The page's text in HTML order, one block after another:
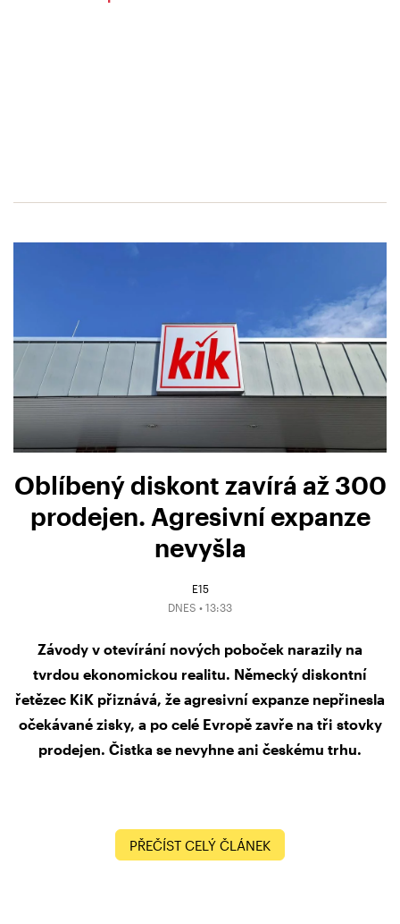
Oblíbený diskont zavírá až 300
prodejen. Agresivní expanze
nevyšla
E15
DNES • 13:33
Závody v otevírání nových poboček narazily na
tvrdou ekonomickou realitu. Německý diskontní
řetězec KiK přiznává, že agresivní expanze nepřinesla
očekávané zisky, a po celé Evropě zavře na tři stovky
prodejen. Čistka se nevyhne ani českému trhu.
PŘEČÍST CELÝ ČLÁNEK